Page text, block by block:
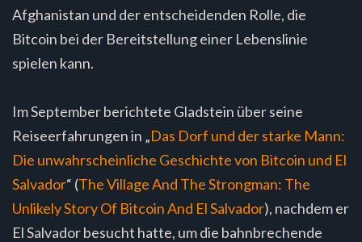
Afghanistan und der entscheidenden Rolle, die
Bitcoin bei der Bereitstellung einer Lebenslinie
spielen kann.
Im September berichtete Gladstein über seine
Reiseerfahrungen in „Das Dorf und der starke Mann:
Die unwahrscheinliche Geschichte von Bitcoin und El
Salvador“ (The Village And The Strongman: The
Unlikely Story Of Bitcoin And El Salvador), nachdem er
El Salvador besucht hatte, um die bahnbrechende